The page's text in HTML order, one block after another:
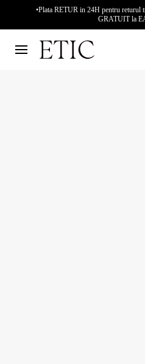
•Plata RETUR in 24H pentru
GRATUIT la